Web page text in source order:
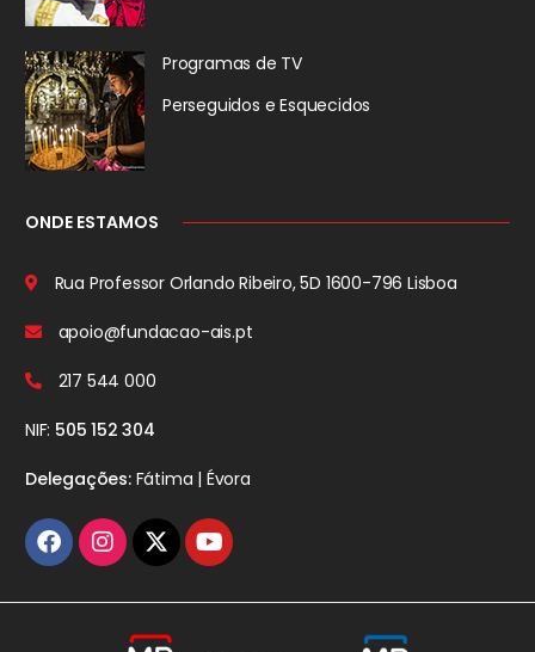
Programas de TV
Perseguidos e Esquecidos
ONDE ESTAMOS
Rua Professor Orlando Ribeiro, 5D 1600-796 Lisboa
apoio@fundacao-ais.pt
217 544 000
NIF: 505 152 304
Delegações:Fátima | Évora